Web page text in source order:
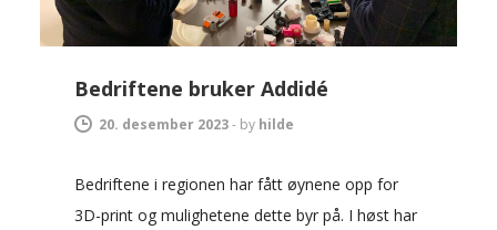
Bedriftene bruker Addidé
20. desember 2023- by hilde
Bedriftene i regionen har fått øynene opp for
3D-print og mulighetene dette byr på. I høst har